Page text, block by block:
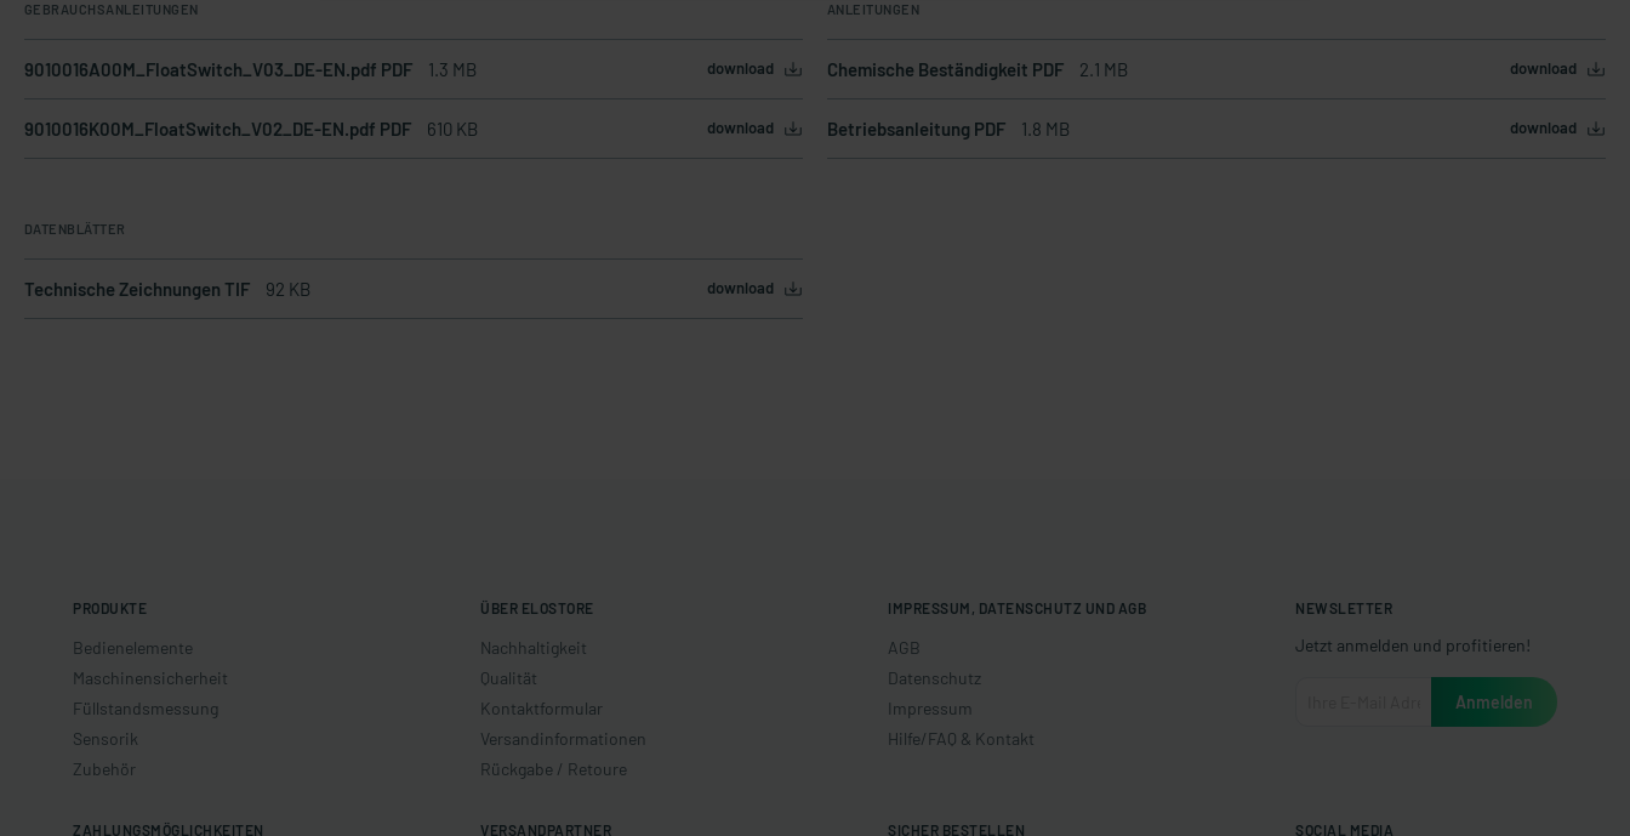
GEBRAUCHSANLEITUNGEN
9010016A00M_FloatSwitch_V03_DE-EN.pdf PDF 1.3 MB download
9010016K00M_FloatSwitch_V02_DE-EN.pdf PDF 610 KB download
ANLEITUNGEN
Chemische Beständigkeit PDF 2.1 MB download
Betriebsanleitung PDF 1.8 MB download
DATENBLÄTTER
Technische Zeichnungen TIF 92 KB download
PRODUKTE
Bedienelemente
Maschinensicherheit
Füllstandsmessung
Sensorik
Zubehör
ÜBER ELOSTORE
Nachhaltigkeit
Qualität
Kontaktformular
Versandinformationen
Rückgabe / Retoure
IMPRESSUM, DATENSCHUTZ UND AGB
AGB
Datenschutz
Impressum
Hilfe/FAQ & Kontakt
NEWSLETTER
Jetzt anmelden und profitieren!
ZAHLUNGSMÖGLICHKEITEN VERSANDPARTNER SICHER BESTELLEN SOCIAL MEDIA